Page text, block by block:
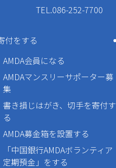
TEL.086-252-7700
付をする
AMDA会員になる
AMDAマンスリーサポーター募
集
書き損じはがき、切手を寄付す
る
AMDA募金箱を設置する
「中国銀行AMDAボランティア
定期預金」をする